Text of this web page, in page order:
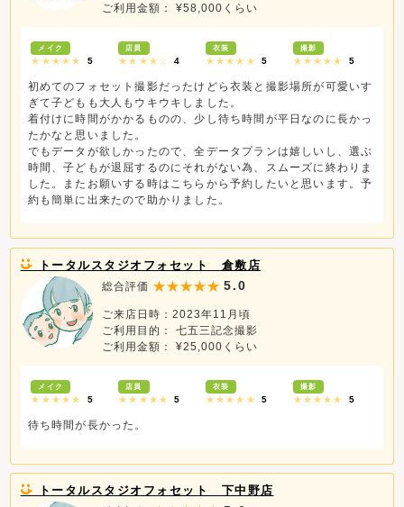
ご利用金額： ¥58,000くらい
メイク
★★★★★ 5
店員
★★★★☆ 4
衣装
★★★★★ 5
撮影
★★★★★ 5
初めてのフォセット撮影だったけどら衣装と撮影場所が可愛いす
ぎて子どもも大人もウキウキしました。
着付けに時間がかかるものの、少し待ち時間が平日なのに長かっ
たかなと思いました。
でもデータが欲しかったので、全データプランは嬉しいし、選ぶ
時間、子どもが退屈するのにそれがない為、スムーズに終わりま
した。またお願いする時はこちらから予約したいと思います。予
約も簡単に出来たので助かりました。
トータルスタジオフォセット 倉敷店
総合評価 5.0
ご来店日時：2023年11月頃
ご利用目的： 七五三記念撮影
ご利用金額： ¥25,000くらい
メイク
★★★★★ 5
店員
★★★★★ 5
衣装
★★★★★ 5
撮影
★★★★★ 5
待ち時間が長かった。
トータルスタジオフォセット 下中野店